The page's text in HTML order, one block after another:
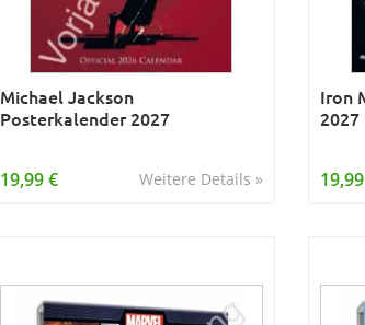
Michael Jackson
Posterkalender 2027
Weitere Details »
19,99 €
Iron
2027